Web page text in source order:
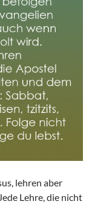
lehren aber
Lehre, die nicht